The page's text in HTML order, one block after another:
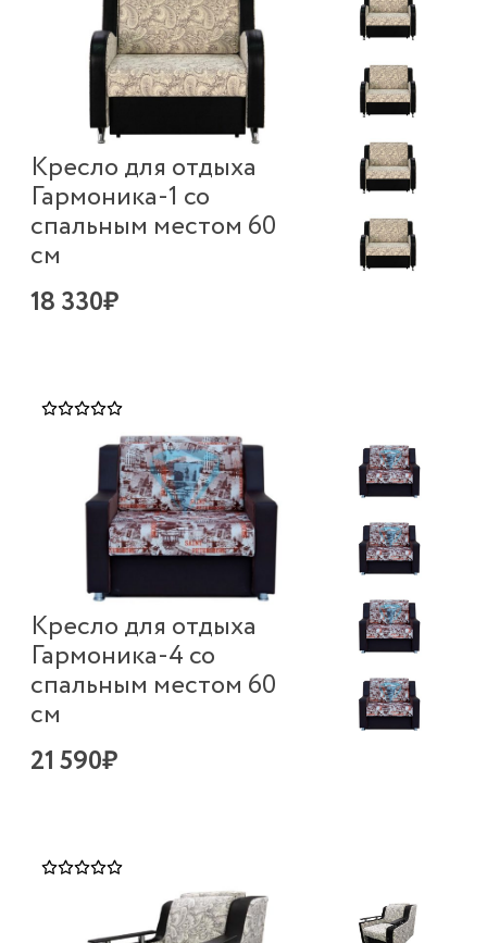
Кресло для отдыха
Гармоника-1 со
спальным местом 60
см
18 330₽
Кресло для отдыха
Гармоника-4 со
спальным местом 60
см
21 590₽